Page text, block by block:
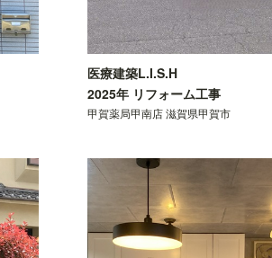
医療建築L.I.S.H
2025年 リフォーム工事
甲賀薬局甲南店 滋賀県甲賀市